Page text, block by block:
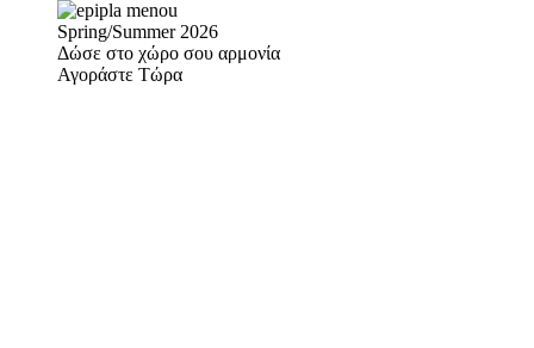
Spring/Summer 2026
Δώσε στο χώρο σου αρμονία
Αγοράστε Τώρα